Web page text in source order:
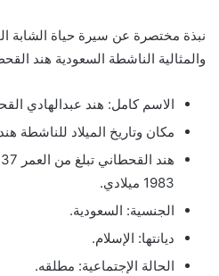
نبذة مختصرة عن سيرة حياة الشابة
والمثالية الناشطة السعودية هند
الاسم كامل: هند عبدالهادي
مكان وتاريخ الميلاد
1983 ميلادي.
الجنسية: السعودية.
ديانتها: الإسلام.
الحالة الإجتماعية: مطلقه.